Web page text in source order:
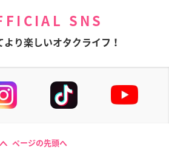
SNS
より楽しいオタクライフ！
ページの先頭へ